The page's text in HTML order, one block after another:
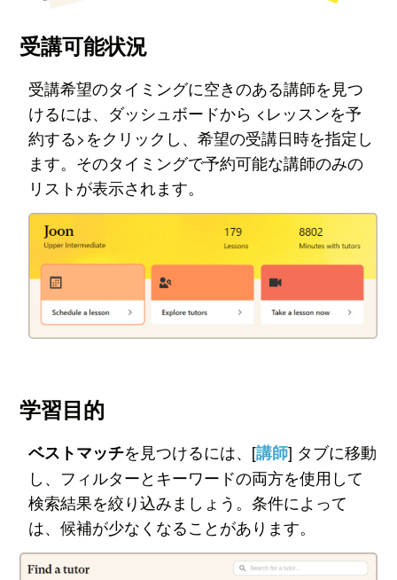
受講可能状況
受講希望のタイミングに空きのある講師を見つ
けるには、ダッシュボードから <レッスンを予
約する>をクリックし、希望の受講日時を指定し
ます。そのタイミングで予約可能な講師のみの
リストが表示されます。
学習目的
ベストマッチを見つけるには、[講師] タブに移動
し、フィルターとキーワードの両方を使用して
検索結果を絞り込みましょう。条件によって
は、候補が少なくなることがあります。